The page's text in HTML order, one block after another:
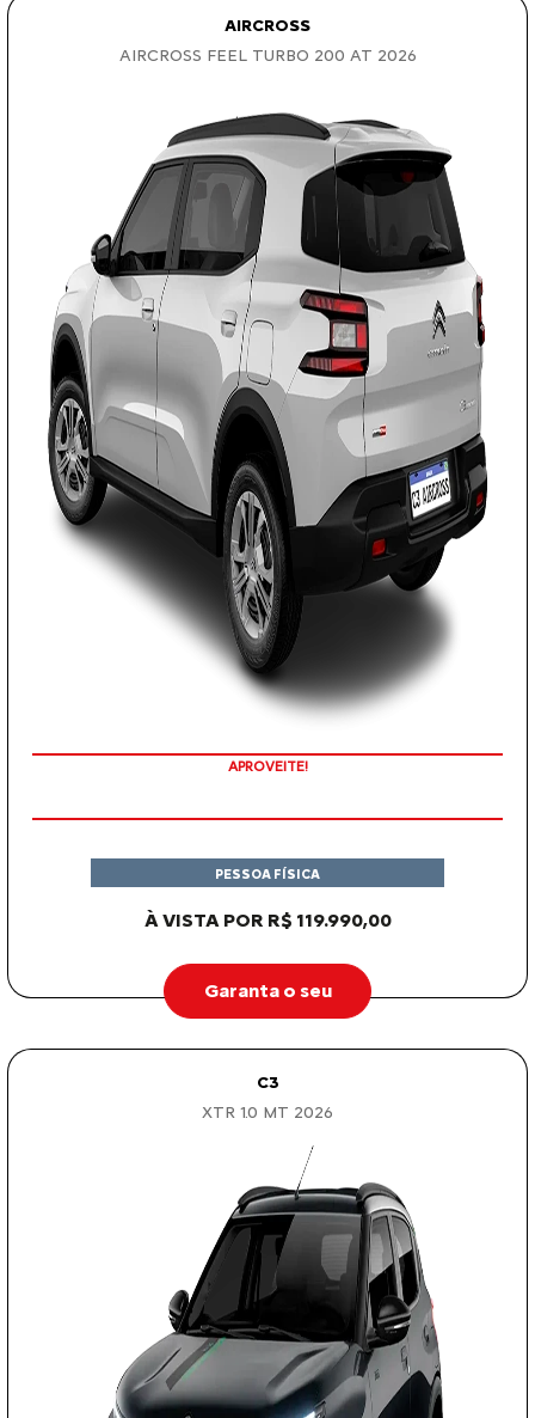
AIRCROSS
AIRCROSS FEEL TURBO 200 AT 2026
APROVEITE!
À VISTA POR R$ 119.990,00
PESSOA FÍSICA
Garanta o seu
C3
XTR 1.0 MT 2026